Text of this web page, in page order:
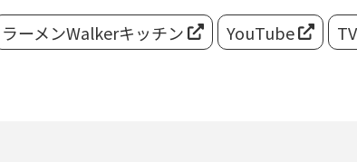
ラーメンWalkerキッチン YouTube TV